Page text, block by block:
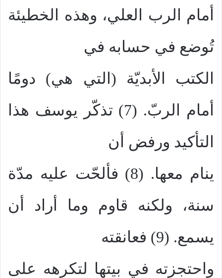
أمام الرب العلي، وهذه الخطيئة
تُوضع في حسابه في
الكتب الأبديّة (التي هي) دومًا
أمام الربّ. (7) تذكّر يوسف هذا
التأكيد ورفض أن
ينام معها. (8) فألحّت عليه مدّة
سنة، ولكنه قاوم وما أراد أن
يسمع. (9) فعانقته
واحتجزته في بيتها لتكرهه على